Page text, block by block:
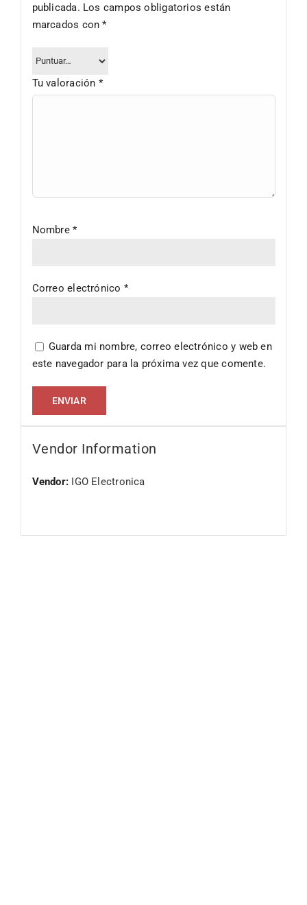
publicada. Los campos obligatorios están
marcados con*
Tu valoración *
Nombre*
Correo electrónico *
Guarda mi nombre, correo electrónico y web en
este navegador para la próxima vez que comente.
Vendor Information
Vendor: IGO Electronica